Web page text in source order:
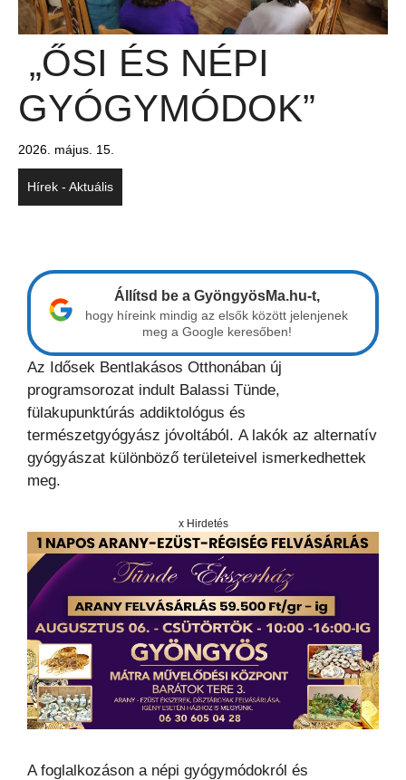
„ŐSI ÉS NÉPI
GYÓGYMÓDOK”
2026. május. 15.
Hírek - Aktuális
Állítsd be a GyöngyösMa.hu-t,
hogy híreink mindig az elsők között jelenjenek
meg a Google keresőben!
Az Idősek Bentlakásos Otthonában új
programsorozat indult Balassi Tünde,
fülakupunktúrás addiktológus és
természetgyógyász jóvoltából. A lakók az alternatív
gyógyászat különböző területeivel ismerkedhettek
meg.
x Hirdetés
A foglalkozáson a népi gyógymódokról és